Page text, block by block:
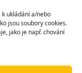
ukládání a/nebo
jsou soubory cookies.
jako je např. chování